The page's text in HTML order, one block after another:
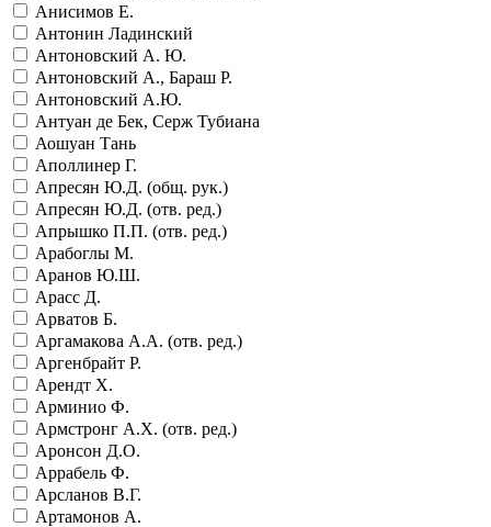
Анисимов Е.
Антонин Ладинский
Антоновский А. Ю.
Антоновский А., Бараш Р.
Антоновский А.Ю.
Антуан де Бек, Серж Тубиана
Аошуан Тань
Аполлинер Г.
Апресян Ю.Д. (общ. рук.)
Апресян Ю.Д. (отв. ред.)
Апрышко П.П. (отв. ред.)
Арабоглы М.
Аранов Ю.Ш.
Арасс Д.
Арватов Б.
Аргамакова А.А. (отв. ред.)
Аргенбрайт Р.
Арендт Х.
Арминио Ф.
Армстронг А.Х. (отв. ред.)
Аронсон Д.О.
Аррабель Ф.
Арсланов В.Г.
Артамонов А.